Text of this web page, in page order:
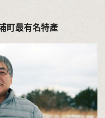
町最有名特產